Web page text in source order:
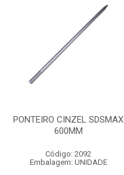
PONTEIRO CINZEL SDSMAX
600MM
Código: 2092
Embalagem: UNIDADE